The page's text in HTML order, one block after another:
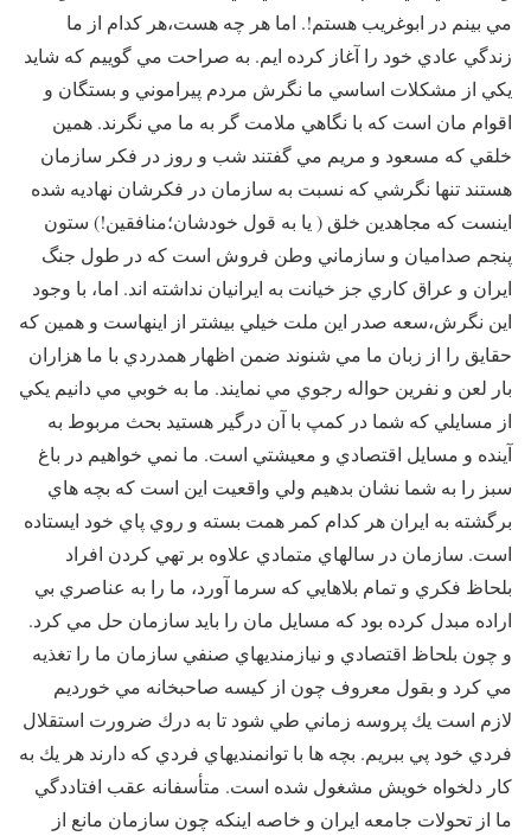
مي بينم در ابوغريب هستم!. اما هر چه هست،‌هر كدام از ما
زندگي عادي خود را آغاز كرده ايم. به صراحت مي گوييم كه شايد
يكي از مشكلات اساسي ما نگرش مردم پيراموني و بستگان و
اقوام مان است كه با نگاهي ملامت گر به ما مي نگرند. همين
خلقي كه مسعود و مريم مي گفتند شب و روز در فكر سازمان
هستند تنها نگرشي كه نسبت به سازمان در فكرشان نهاديه شده
اينست كه مجاهدين خلق ( يا به قول خودشان؛‌منافقين!)‌ ستون
پنجم صداميان و سازماني وطن فروش است كه در طول جنگ
ايران و عراق كاري جز خيانت به ايرانيان نداشته اند. اما،‌ با وجود
اين نگرش،‌سعه صدر اين ملت خيلي بيشتر از اينهاست و همين كه
حقايق را از زبان ما مي شنوند ضمن اظهار همدردي با ما هزاران
بار لعن و نفرين حواله رجوي مي نمايند. ما به خوبي مي دانيم يكي
از مسايلي كه شما ‌در كمپ با آن درگير هستيد بحث مربوط به
آينده و مسايل اقتصادي و معيشتي است. ما نمي خواهيم در باغ
سبز را به شما نشان بدهيم ولي واقعيت اين است كه بچه هاي
برگشته به ايران هر كدام كمر همت بسته و روي پاي خود ايستاده
است. سازمان در سالهاي متمادي علاوه بر تهي كردن افراد
بلحاظ فكري و تمام بلاهايي كه سرما آورد، ما را به عناصري بي
اراده مبدل كرده بود كه مسايل مان را بايد سازمان حل مي كرد.
و چون بلحاظ اقتصادي و نيازمنديهاي صنفي سازمان ما را تغذيه
مي كرد و بقول معروف چون از كيسه صاحبخانه مي خورديم
لازم است يك پروسه زماني طي شود تا به درك ضرورت استقلال
فردي خود پي ببريم. بچه ها با توانمنديهاي فردي كه دارند هر يك به
كار دلخواه خويش مشغول شده است. متأسفانه عقب افتاددگي
ما از تحولات جامعه ايران و خاصه اينكه چون سازمان مانع از